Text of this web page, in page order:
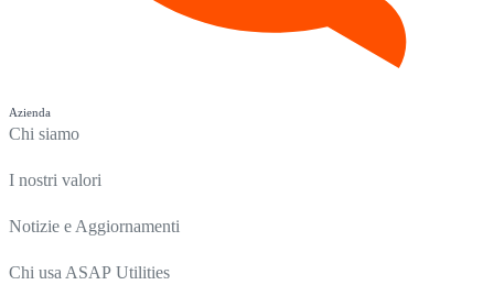
Azienda
Chi siamo
I nostri valori
Notizie e Aggiornamenti
Chi usa ASAP Utilities